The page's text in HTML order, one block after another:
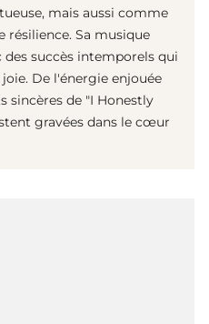
mais aussi comme
résilience. Sa musique
succès intemporels qui
De l'énergie enjouée
sincères de "I Honestly
gravées dans le cœur